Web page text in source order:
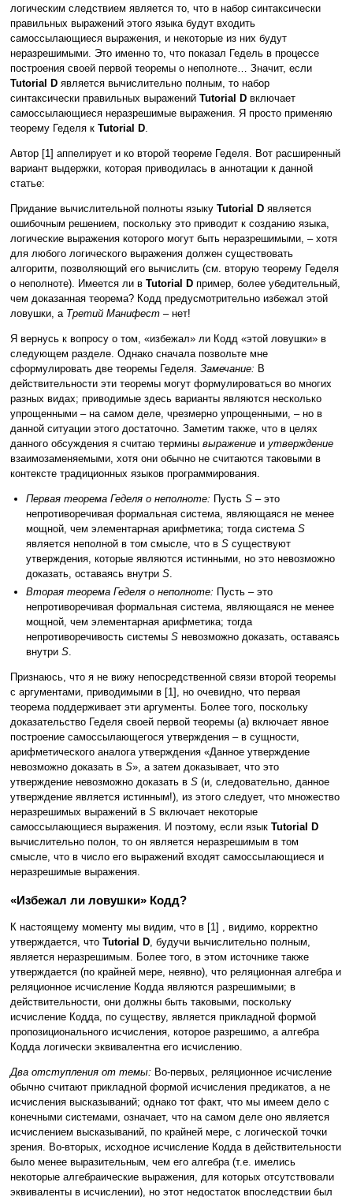
логическим следствием является то, что в набор синтаксически
правильных выражений этого языка будут входить
самоссылающиеся выражения, и некоторые из них будут
неразрешимыми. Это именно то, что показал Гедель в процессе
построения своей первой теоремы о неполноте… Значит, если
Tutorial D является вычислительно полным, то набор
синтаксически правильных выражений Tutorial D включает
самоссылающиеся неразрешимые выражения. Я просто применяю
теорему Геделя к Tutorial D
Автор [1] аппелирует и ко второй теореме Геделя. Вот расширенный
вариант выдержки, которая приводилась в аннотации к данной
статье:
Придание вычислительной полноты языку Tutorial D является
ошибочным решением, поскольку это приводит к созданию языка,
логические выражения которого могут быть неразрешимыми, – хотя
для любого логического выражения должен существовать
алгоритм, позволяющий его вычислить (см. вторую теорему Геделя
о неполноте). Имеется ли в Tutorial D пример, более убедительный,
чем доказанная теорема? Кодд предусмотрительно избежал этой
ловушки, а Третий Манифест – нет!
Я вернусь к вопросу о том, «избежал» ли Кодд «этой ловушки» в
следующем разделе. Однако сначала позвольте мне
сформулировать две теоремы Геделя. Замечание: В
действительности эти теоремы могут формулироваться во многих
разных видах; приводимые здесь варианты являются несколько
упрощенными – на самом деле, чрезмерно упрощенными, – но в
данной ситуации этого достаточно. Заметим также, что в целях
данного обсуждения я считаю термины выражение и утверждение
взаимозаменяемыми, хотя они обычно не считаются таковыми в
контексте традиционных языков программирования.
Первая теорема Геделя о неполноте: Пусть S – это
непротиворечивая формальная система, являющаяся не менее
мощной, чем элементарная арифметика; тогда система S
является неполной в том смысле, что в S существуют
утверждения, которые являются истинными, но это невозможно
доказать, оставаясь внутри S
Вторая теорема Геделя о неполноте: Пусть – это
непротиворечивая формальная система, являющаяся не менее
мощной, чем элементарная арифметика; тогда
непротиворечивость системы S невозможно доказать, оставаясь
внутри S
Признаюсь, что я не вижу непосредственной связи второй теоремы
с аргументами, приводимыми в [1], но очевидно, что первая
теорема поддерживает эти аргументы. Более того, поскольку
доказательство Геделя своей первой теоремы (a) включает явное
построение самоссылающегося утверждения – в сущности,
арифметического аналога утверждения «Данное утверждение
невозможно доказать в S», а затем доказывает, что это
утверждение невозможно доказать в S (и, следовательно, данное
утверждение является истинным!), из этого следует, что множество
неразрешимых выражений в S включает некоторые
самоссылающиеся выражения. И поэтому, если язык Tutorial D
вычислительно полон, то он является неразрешимым в том
смысле, что в число его выражений входят самоссылающиеся и
неразрешимые выражения.
«Избежал ли ловушки» Кодд?
К настоящему моменту мы видим, что в [1] , видимо, корректно
утверждается, что Tutorial D , будучи вычислительно полным,
является неразрешимым. Более того, в этом источнике также
утверждается (по крайней мере, неявно), что реляционная алгебра и
реляционное исчисление Кодда являются разрешимыми; в
действительности, они должны быть таковыми, поскольку
исчисление Кодда, по существу, является прикладной формой
пропозиционального исчисления, которое разрешимо, а алгебра
Кодда логически эквивалентна его исчислению.
Два отступления от темы: Во-первых, реляционное исчисление
обычно считают прикладной формой исчисления предикатов, а не
исчисления высказываний; однако тот факт, что мы имеем дело с
конечными системами, означает, что на самом деле оно является
исчислением высказываний, по крайней мере, с логической точки
зрения. Во-вторых, исходное исчисление Кодда в действительности
было менее выразительным, чем его алгебра (т.е. имелись
некоторые алгебраические выражения, для которых отсутствовали
эквиваленты в исчислении), но этот недостаток впоследствии был